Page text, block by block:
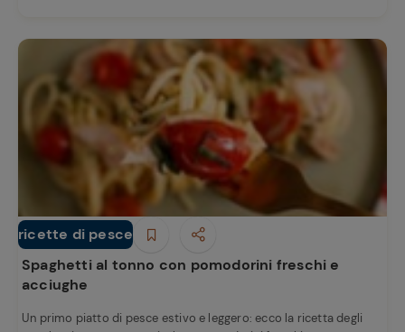
ricette di pesce
Primi piatti
Spaghetti al tonno con pomodorini freschi e
acciughe
Un primo piatto di pesce estivo e leggero: ecco la ricetta degli